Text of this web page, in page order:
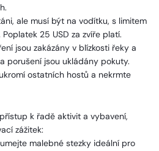
ale musí být na vodítku, s limitem
25 USD za zvíře platí.
jsou zakázány v blízkosti řeky a
porušení jsou ukládány pokuty.
ostatních hostů a nekrmte
k řadě aktivit a vybavení,
zážitek:
malebné stezky ideální pro